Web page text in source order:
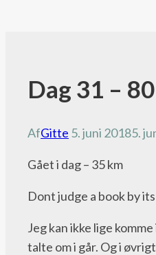
Pacific
Crest
bloggen
Dag 31 –
AfGitte 5. juni 20185.
Gået i dag – 35 km
Dont judge a book by
Jeg kan ikke lige
talte om i går. Og i